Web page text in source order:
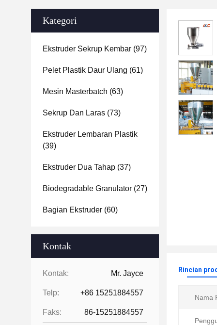
Kategori
Ekstruder Sekrup Kembar (97)
Pelet Plastik Daur Ulang (61)
Mesin Masterbatch (63)
Sekrup Dan Laras (73)
Ekstruder Lembaran Plastik
(39)
Ekstruder Dua Tahap (37)
Biodegradable Granulator (27)
Bagian Ekstruder (60)
Kontak
Kontak: Mr. Jayce
Telp: +86 15251884557
Faks: 86-15251884557
Rincian
Nama